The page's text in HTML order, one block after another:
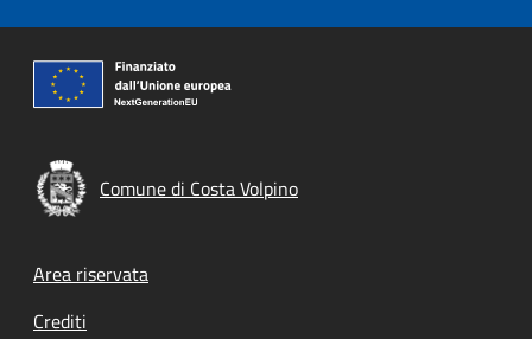
Comune di Costa Volpino
Footer menu
Area riservata
Crediti